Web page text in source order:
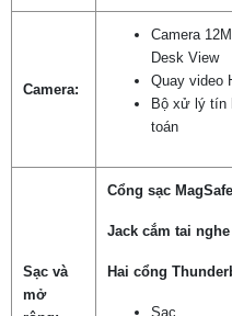
Camera:
Camera
Desk View
Quay video
Bộ xử lý tín
toán
Sạc và
mở
Cổng sạc
Jack cắm tai
Hai cổng
Sạc